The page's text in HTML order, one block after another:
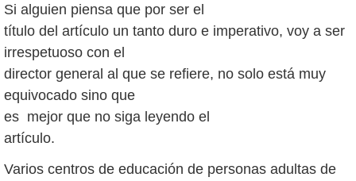
Si alguien piensa que por ser el
título del artículo un tanto duro e imperativo, voy a ser
irrespetuoso con el
director general al que se refiere, no solo está muy
equivocado sino que
es mejor que no siga leyendo el
artículo.
Varios centros de educación de personas adultas de